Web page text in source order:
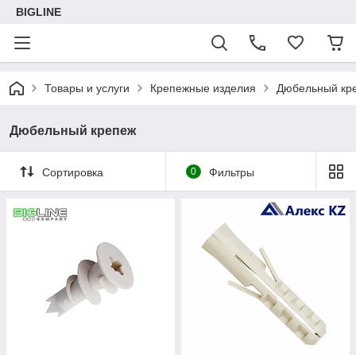
BIGLINE
Товары и услуги Крепежные изделия Дюбельный
Дюбельный крепеж
Сортировка 0 Фильтры